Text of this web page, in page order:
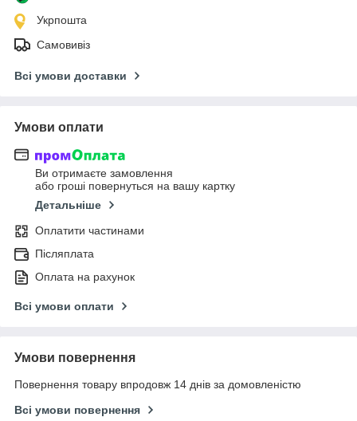
Укрпошта
Самовивіз
Всі умови доставки
Умови оплати
Ви отримаєте замовлення
або гроші повернуться на вашу картку
Детальніше
Оплатити частинами
Післяплата
Оплата на рахунок
Всі умови оплати
Умови повернення
Повернення товару впродовж 14 днів за домовленістю
Всі умови повернення